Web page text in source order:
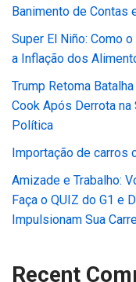
Banimento de
Super El Niño: Como
a Inflação dos
Trump Retoma
Cook Após Derrota na
Política
Importação de carros
Amizade e Trabalho:
Faça o QUIZ do G1 e
Impulsionam Sua
Recent